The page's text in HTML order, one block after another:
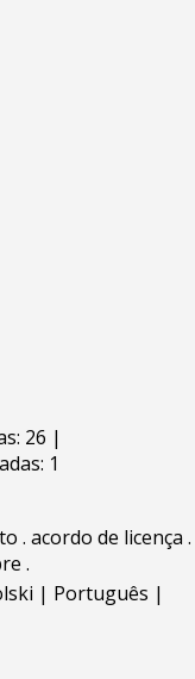
26 |
1
. acordo de licença .
.
| Português |